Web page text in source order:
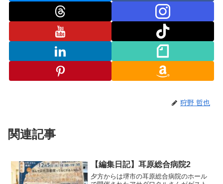
狩野 哲也
関連記事
【編集日記】耳原総合病院2
夕方からは堺市の耳原総合病院のホール